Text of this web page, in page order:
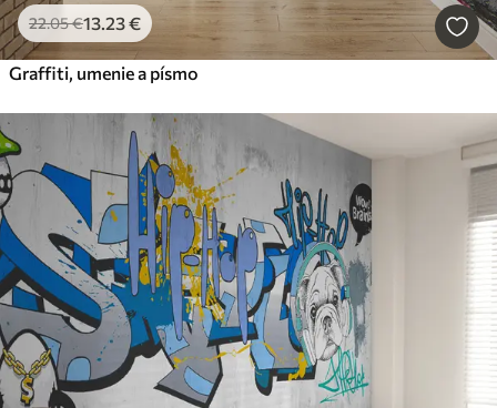
22.05€13.23€
Graffiti, umenie a písmo